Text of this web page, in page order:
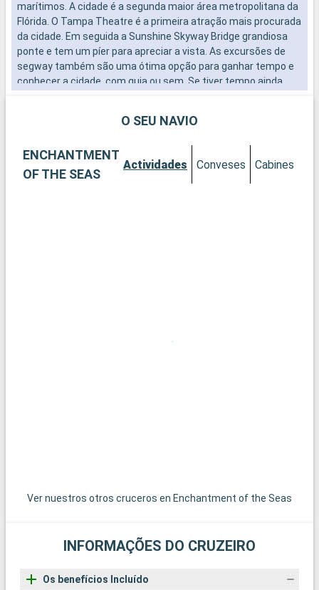
marítimos. A cidade é a segunda maior área metropolitana da
Flórida. O Tampa Theatre é a primeira atração mais procurada
da cidade. Em seguida a Sunshine Skyway Bridge grandiosa
ponte e tem um píer para apreciar a vista. As excursões de
segway também são uma ótima opção para ganhar tempo e
conhecer a cidade, com guia ou sem. Se tiver tempo ainda
pé, e você poderá apreciar a bela arquitetura da cidade ou
O SEU NAVIO
ENCHANTMENT
OF THE SEAS
Actividades Conveses Cabines
Ver nuestros otros cruceros en Enchantment of the Seas
INFORMAÇÕES DO CRUZEIRO
Os benefícios Incluído